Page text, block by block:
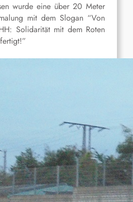
wurde eine über 20 Meter
mit dem Slogan “Von
Solidarität mit dem Roten